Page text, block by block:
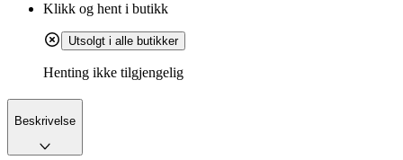
Klikk og hent i butikk
Utsolgt i alle butikker
Henting ikke tilgjengelig
Beskrivelse